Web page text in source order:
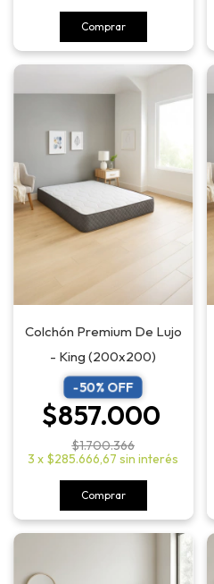
Comprar
Colchón Premium De Lujo
- King (200x200)
-50% OFF
$857.000
$1.700.366
3 x $285.666,67 sin interés
Comprar